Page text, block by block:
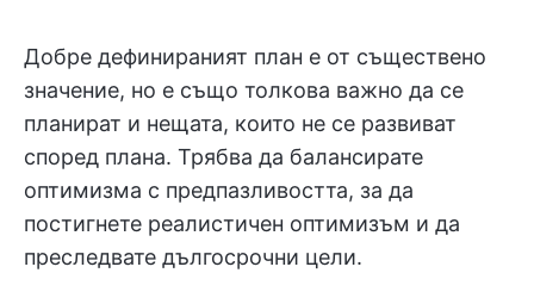
Добре дефинираният план е от съществено
значение, но е също толкова важно да се
планират и нещата, които не се развиват
според плана. Трябва да балансирате
оптимизма с предпазливостта, за да
постигнете реалистичен оптимизъм и да
преследвате дългосрочни цели.